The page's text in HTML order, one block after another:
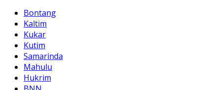
Bontang
Kaltim
Kukar
Kutim
Samarinda
Mahulu
Hukrim